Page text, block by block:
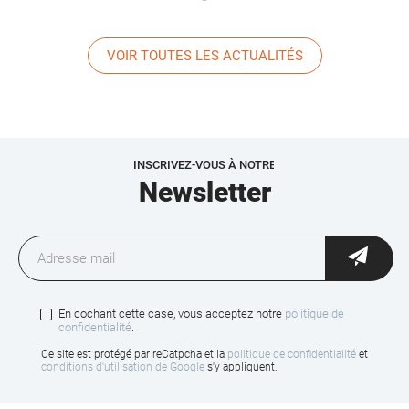
VOIR TOUTES LES ACTUALITÉS
INSCRIVEZ-VOUS À NOTRE
Newsletter
En cochant cette case, vous acceptez notre politique de
confidentialité.
Ce site est protégé par reCatpcha et la politique de confidentialité et
conditions d'utilisation de Google s'y appliquent.